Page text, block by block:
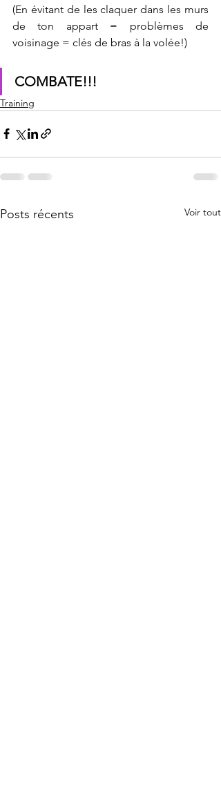
(En évitant de les claquer dans les murs
de ton appart = problèmes de
voisinage = clés de bras à la volée!)
COMBATE!!!
Training
Posts récents Voir tout